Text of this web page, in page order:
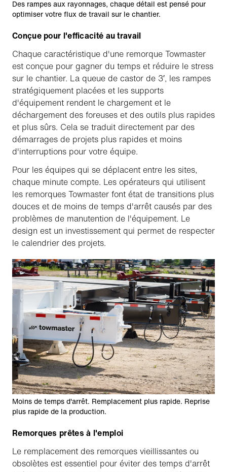
Des rampes aux rayonnages, chaque détail est pensé pour
optimiser votre flux de travail sur le chantier.
Conçue pour l'efficacité au travail
Chaque caractéristique d'une remorque Towmaster
est conçue pour gagner du temps et réduire le stress
sur le chantier. La queue de castor de 3′, les rampes
stratégiquement placées et les supports
d'équipement rendent le chargement et le
déchargement des foreuses et des outils plus rapides
et plus sûrs. Cela se traduit directement par des
démarrages de projets plus rapides et moins
d'interruptions pour votre équipe.
Pour les équipes qui se déplacent entre les sites,
chaque minute compte. Les opérateurs qui utilisent
les remorques Towmaster font état de transitions plus
douces et de moins de temps d'arrêt causés par des
problèmes de manutention de l'équipement. Le
design est un investissement qui permet de respecter
le calendrier des projets.
Moins de temps d'arrêt. Remplacement plus rapide. Reprise
plus rapide de la production.
Remorques prêtes à l'emploi
Le remplacement des remorques vieillissantes ou
obsolètes est essentiel pour éviter des temps d'arrêt